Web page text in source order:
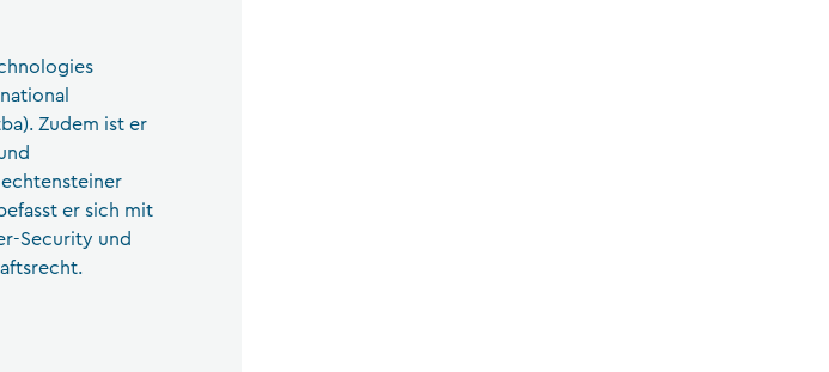
Zudem ist er
er sich mit
Security und